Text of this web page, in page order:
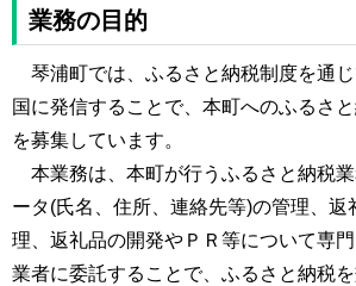
業務の目的
琴浦町では、ふるさと納税制度を通
国に発信することで、本町へのふるさ
を募集しています。
本業務は、本町が行うふるさと納税
ータ(氏名、住所、連絡先等)の管理、返
理、返礼品の開発やＰＲ等について専
業者に委託することで、ふるさと納税